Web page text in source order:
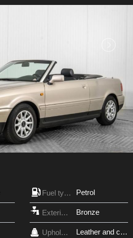
Fuel type Petrol
Exterior Color Bronze
Upholstery Leather and cloth